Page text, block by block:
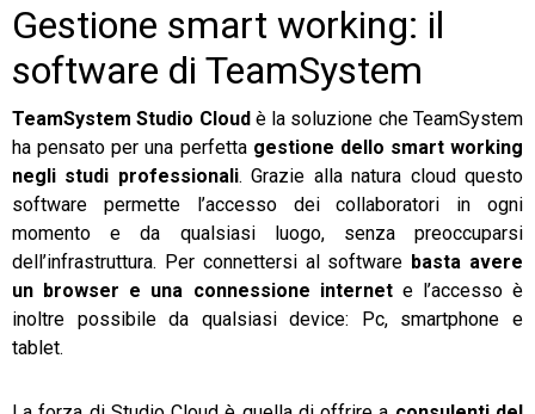
Gestione smart working: il
software di TeamSystem
TeamSystem Studio Cloudè la soluzione che TeamSystem
ha pensato per una perfetta gestione dello smart working
negli studi professionali. Grazie alla natura cloud questo
software permette l’accesso dei collaboratori in ogni
momento e da qualsiasi luogo, senza preoccuparsi
dell’infrastruttura. Per connettersi al software basta avere
un browser e una connessione internete l’accesso è
inoltre possibile da qualsiasi device: Pc, smartphone e
tablet.